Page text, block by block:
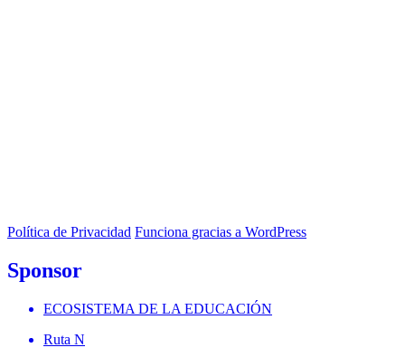
Política de Privacidad Funciona gracias a WordPress
Sponsor
ECOSISTEMA DE LA EDUCACIÓN
Ruta N